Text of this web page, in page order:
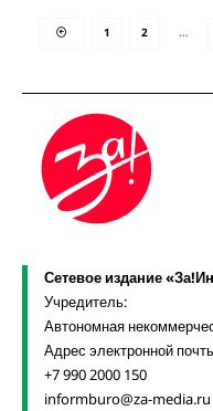
1 2 …
Сетевое издание
Учредитель:
Автономная
Адрес электронной
+7 990 2000 150
informburo@za-media.ru